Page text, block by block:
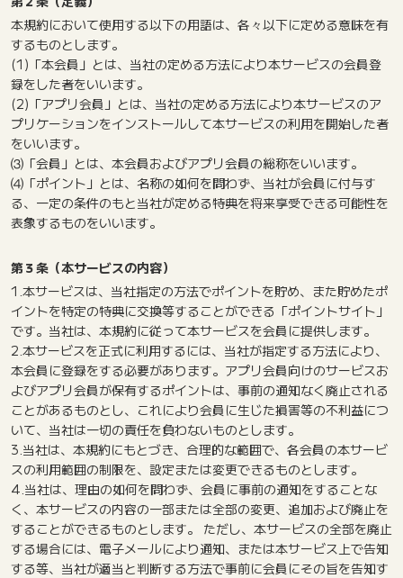
本規約において使用する以下の用語は、各々以下に定める意味を有
するものとします。
(1)「本会員」とは、当社の定める方法により本サービスの会員登
録をした者をいいます。
(2)「アプリ会員」とは、当社の定める方法により本サービスのア
プリケーションをインストールして本サービスの利用を開始した者
をいいます。
⑶「会員」とは、本会員およびアプリ会員の総称をいいます。
⑷「ポイント」とは、名称の如何を問わず、当社が会員に付与す
る、一定の条件のもと当社が定める特典を将来享受できる可能性を
表象するものをいいます。
第３条（本サービスの内容）
1.本サービスは、当社指定の方法でポイントを貯め、また貯めたポ
イントを特定の特典に交換等することができる「ポイントサイト」
です。当社は、本規約に従って本サービスを会員に提供します。
2.本サービスを正式に利用するには、当社が指定する方法により、
本会員に登録をする必要があります。アプリ会員向けのサービスお
よびアプリ会員が保有するポイントは、事前の通知なく廃止される
ことがあるものとし、これにより会員に生じた損害等の不利益につ
いて、当社は一切の責任を負わないものとします。
3.当社は、本規約にもとづき、合理的な範囲で、各会員の本サービ
スの利用範囲の制限を、設定または変更できるものとします。
4.当社は、理由の如何を問わず、会員に事前の通知をすることな
く、本サービスの内容の一部または全部の変更、追加および廃止を
することができるものとします。 ただし、本サービスの全部を廃止
する場合には、電子メールにより通知、または本サービス上で告知
する等、当社が適当と判断する方法で事前に会員にその旨を告知す